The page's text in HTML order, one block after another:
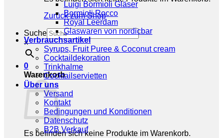
Zurück zum Shop
Suche
×
0
Warenkorb
Es befinden sich keine Produkte im Warenkorb.
Luigi Bormioli Gläser
Bormioli Rocco
Royal Leerdam
Glaswaren von nordicbar
Verbrauchsartikel
Syrups, Fruit Puree & Coconut cream
Cocktaildekoration
Trinkhalme
Cocktailservietten
Über uns
Versand
Kontakt
Bedingungen und Konditionen
Datenschutz
B2B Verkauf